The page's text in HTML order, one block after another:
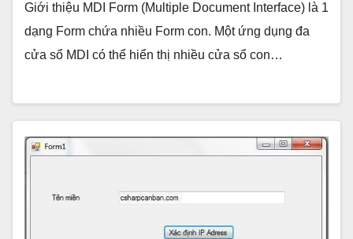
Giới thiệu MDI Form (Multiple Document Interface) là 1
dạng Form chứa nhiều Form con. Một ứng dụng đa
cửa sổ MDI có thể hiển thị nhiều cửa sổ con…